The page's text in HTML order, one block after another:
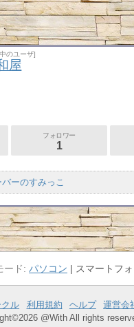
のユーザ]
屋
フォロワー
1
ーのすみっこ
パソコン スマートフ
ル 利用規約 ヘルプ
運営会
@With All rights